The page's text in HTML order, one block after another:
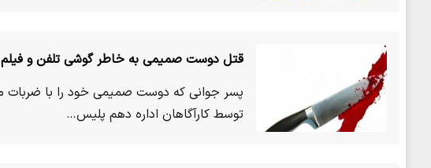
قتل دوست صمیمی به خاطر گوشی تلفن و
پسر جوانی که دوست صمیمی خود را با ضربات
توسط کارآگاهان اداره دهم پلیس…